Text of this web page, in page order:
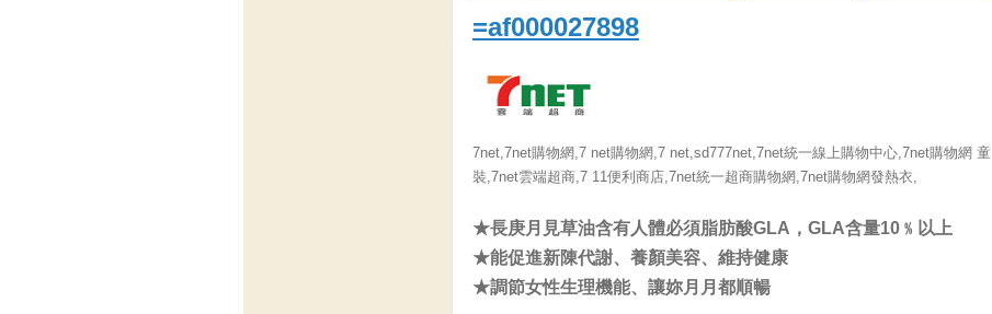
=af000027898
7net,7net購物網,7 net購物網,7 net,sd777net,7net統一線上購物中心,7net購物網 童
裝,7net雲端超商,7 11便利商店,7net統一超商購物網,7net購物網發熱衣,
★長庚月見草油含有人體必須脂肪酸GLA，GLA含量10﹪以上
★能促進新陳代謝、養顏美容、維持健康
★調節女性生理機能、讓妳月月都順暢